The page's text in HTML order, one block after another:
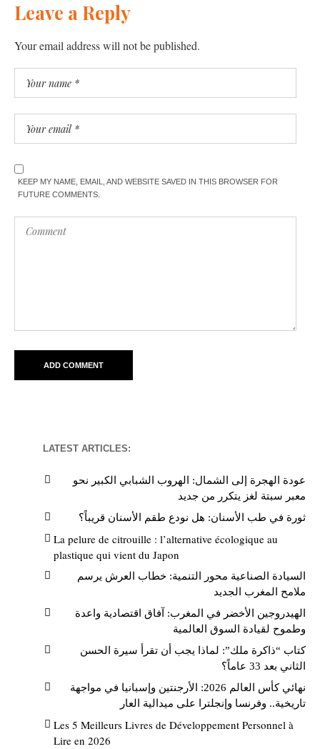
Leave a Reply
Your email address will not be published.
KEEP MY NAME, EMAIL, AND WEBSITE SAVED IN THIS BROWSER FOR
FUTURE COMMENTS.
LATEST ARTICLES:
عودة الهجرة إلى الشمال: الهروب الشبابي الكبير نحو
معبر سبتة لغز يتكرر من جديد
ثورة في طب الأسنان: هل نودع طقم الأسنان قريباً؟
La pelure de citrouille : l’alternative écologique au
plastique qui vient du Japon
السيادة الصناعية محور التنمية: خطاب العرش يرسم
ملامح المغرب الجديد
الهيدروجين الأخضر في المغرب: آفاق اقتصادية واعدة
وطموح لقيادة السوق العالمية
كتاب “ذاكرة ملك”: لماذا يجب أن تقرأ سيرة الحسن
الثاني بعد 33 عاماً؟
نهائي كأس العالم 2026: الأرجنتين وإسبانيا في مواجهة
تاريخية.. وفرنسا وإنجلترا على ميدالية العار
Les 5 Meilleurs Livres de Développement Personnel à
Lire en 2026